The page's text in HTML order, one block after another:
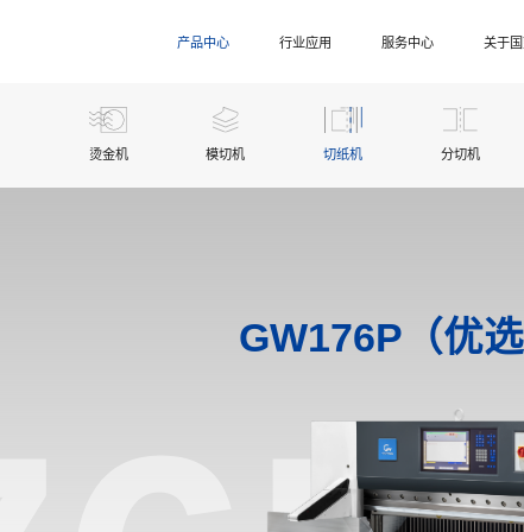
产品中心 行业应用 服务中心 关于
烫金机 模切机 切纸机 分切机
GW176P（优选